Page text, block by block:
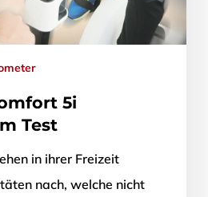
5i
Test
in ihrer Freizeit
nach, welche nicht